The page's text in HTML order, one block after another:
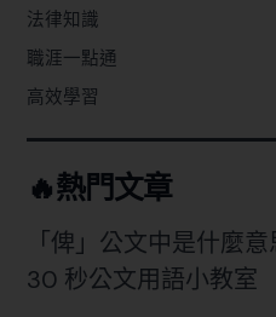
法律知識
職涯一點通
高效學習
🔥熱門文章
「俾」公文中是什麼
30 秒公文用語小教室